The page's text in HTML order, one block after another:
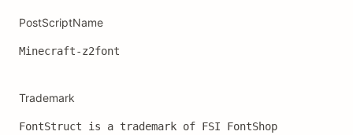
PostScriptName
Minecraft-z2font
Trademark
FontStruct is a trademark of FSI FontShop